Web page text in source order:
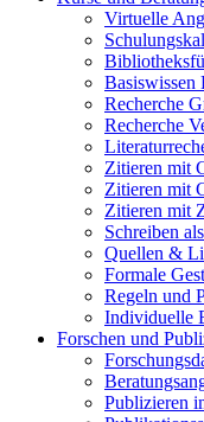
Virtuelle
Recherche
Recherche
Zitieren mit
Zitieren mit
Zitieren mit
Schreiben
Quellen &
Formale
Regeln und
Individuelle
Forschen und
Publizieren